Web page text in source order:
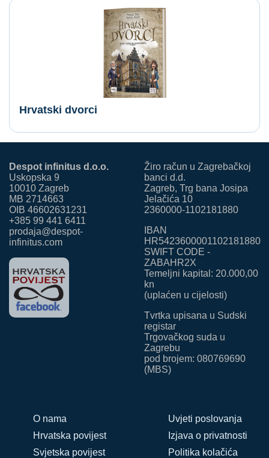
Hrvatski dvorci
Despot infinitus d.o.o.
Uskopska 9
10010 Zagreb
MB 2714663
OIB 46602631231
+385 99 441 6411
prodaja@despot-
infinitus.com
Žiro račun u Zagrebačkoj
banci d.d.
Zagreb, Trg bana Josipa
Jelačića 10
2360000-1102181880
IBAN
HR5423600001102181880
SWIFT CODE -
ZABAHR2X
Temeljni kapital: 20.000,00
kn
(uplaćen u cijelosti)
Tvrtka upisana u Sudski
registar
Trgovačkog suda u
Zagrebu
pod brojem: 080769690
(MBS)
O nama
Hrvatska povijest
Svjetska povijest
Uvjeti poslovanja
Izjava o privatnosti
Politika kolačića